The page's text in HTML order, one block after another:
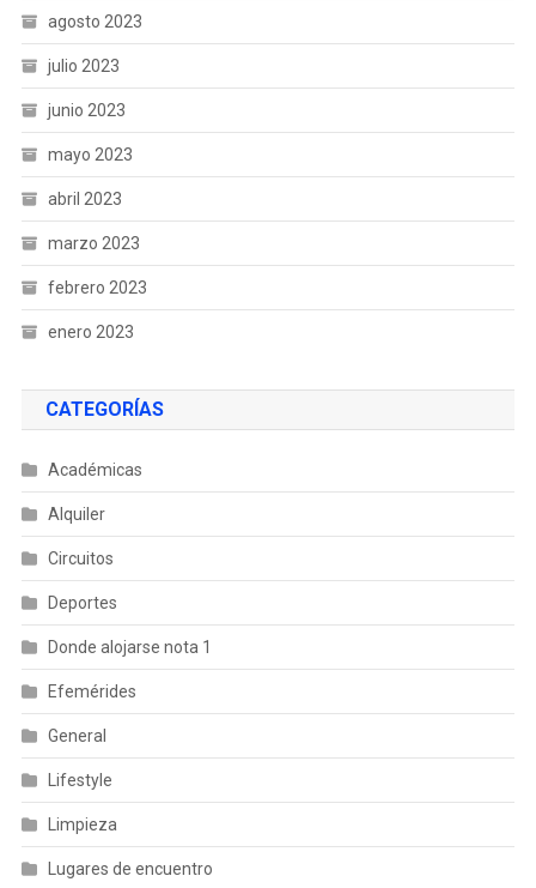
agosto 2023
julio 2023
junio 2023
mayo 2023
abril 2023
marzo 2023
febrero 2023
enero 2023
CATEGORÍAS
Académicas
Alquiler
Circuitos
Deportes
Donde alojarse nota 1
Efemérides
General
Lifestyle
Limpieza
Lugares de encuentro